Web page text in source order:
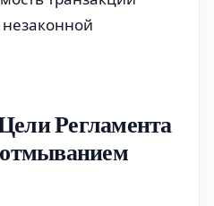
незаконной
Регламента